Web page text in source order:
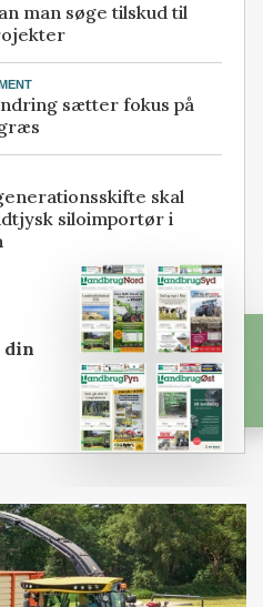
man søge tilskud til
sætter fokus på
skal
siloimportør i
din